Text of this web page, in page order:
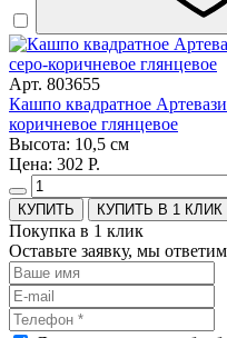
Арт. 803655
Кашпо квадратное
коричневое глянцевое
Высота: 10,5 см
Цена: 302 Р.
КУПИТЬ В 1 КЛИК
Покупка в 1 клик
Оставьте заявку, мы